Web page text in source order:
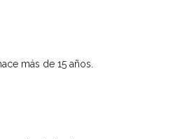
más de 15 años.